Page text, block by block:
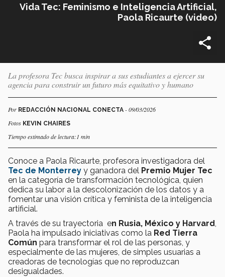
Vida Tec: Feminismo e Inteligencia Artificial,
Paola Ricaurte (video)
La profesora Tec busca inspirar a sus estudiantes a ejercer su
agencia para construir un futuro más equitativo y humano
Por REDACCIÓN NACIONAL CONECTA - 09/03/2026
Fotos KEVIN CHAIRES
Tiempo estimado de lectura:1 min
Conoce a Paola Ricaurte, profesora investigadora del
‪Tec de Monterrey ‬ y ganadora del Premio Mujer Tec
en la categoría de transformación tecnológica, quien
dedica su labor a la descolonización de los datos y a
fomentar una visión crítica y feminista de la inteligencia
artificial.
A través de su trayectoria en Rusia, México y Harvard
Paola ha impulsado iniciativas como la Red Tierra
Común para transformar el rol de las personas, y
especialmente de las mujeres, de simples usuarias a
creadoras de tecnologías que no reproduzcan
desigualdades.